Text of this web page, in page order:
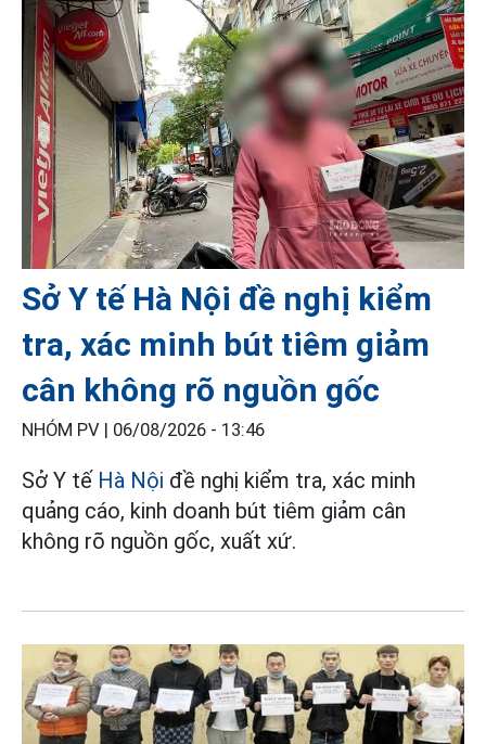
Sở Y tế Hà Nội đề nghị kiểm
tra, xác minh bút tiêm giảm
cân không rõ nguồn gốc
NHÓM PV | 06/08/2026 - 13:46
Sở Y tế Hà Nội đề nghị kiểm tra, xác minh
quảng cáo, kinh doanh bút tiêm giảm cân
không rõ nguồn gốc, xuất xứ.